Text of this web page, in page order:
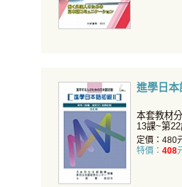
進學日
本套教材
13課~第
語課程
定價：480
特價： 408